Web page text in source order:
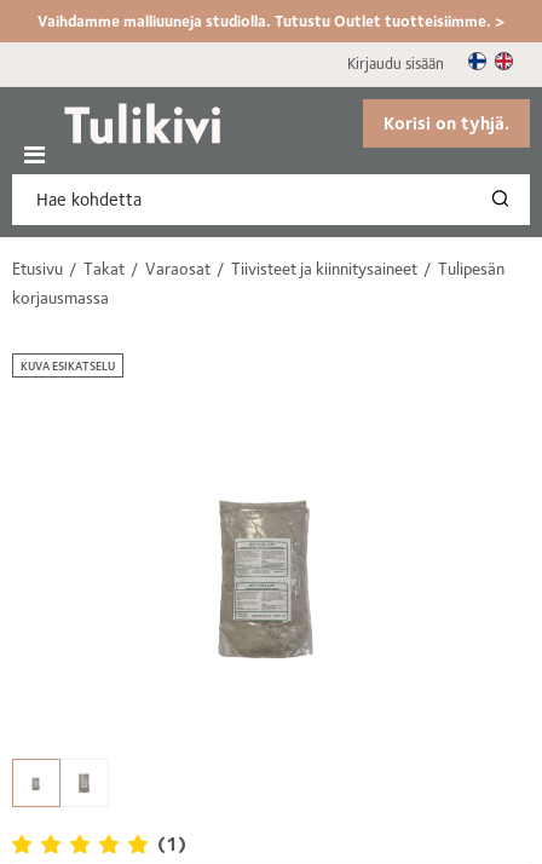
Vaihdamme malliuuneja studiolla. Tutustu Outlet tuotteisiimme. >
Kirjaudu sisään
Korisi on tyhjä.
Etusivu Takat Varaosat Tiivisteet ja kiinnitysaineet
Tulipesän
korjausmassa
(1)
KUVA ESIKATSELU